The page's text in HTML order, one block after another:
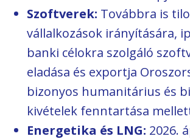
Szoftverek: Továbbra is
vállalkozások irányítására,
banki célokra szolgáló
eladása és exportja
bizonyos humanitárius és
kivételek fenntartása
Energetika és LNG: 2026.